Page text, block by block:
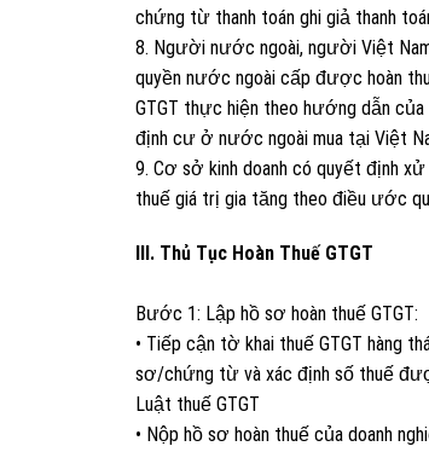
chứng từ thanh toán ghi giả thanh
8. Người nước ngoài, người Việt
quyền nước ngoài cấp được hoàn
GTGT thực hiện theo hướng dẫn
định cư ở nước ngoài mua tại Việt
9. Cơ sở kinh doanh có quyết định
thuế giá trị gia tăng theo điều ước
III. Thủ Tục Hoàn Thuế GTGT
Bước 1: Lập hồ sơ hoàn thuế GTGT:
• Tiếp cận tờ khai thuế GTGT hàng
sơ/chứng từ và xác định số thuế
Luật thuế GTGT
• Nộp hồ sơ hoàn thuế của doanh